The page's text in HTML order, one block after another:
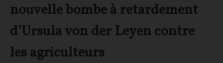
nouvelle bombe à retardement
d’Ursula von der Leyen contre
les agriculteurs